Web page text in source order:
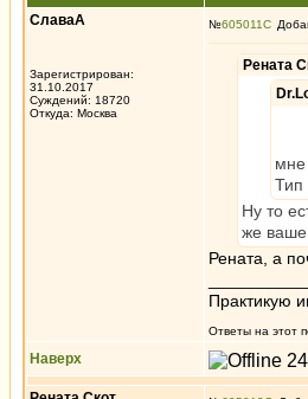
СлаваА
Зарегистрирован:
31.10.2017
Суждений: 18720
Откуда: Москва
№605011
Рената
мне
Тип
Ну то
же ваше
Рената, а
Практикую
Ответы на этот
Наверх